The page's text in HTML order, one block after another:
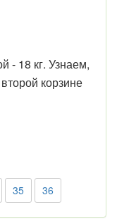
- 18 кг. Узнаем,
корзине
35 36